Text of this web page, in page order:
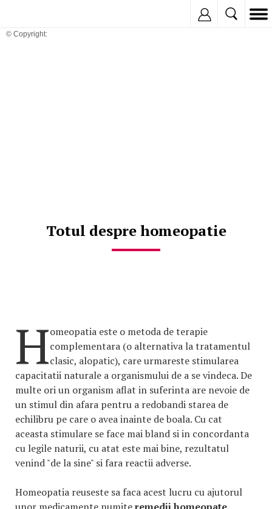
© Copyright:
Totul despre homeopatie
Homeopatia este o metoda de terapie
complementara (o alternativa la tratamentul
clasic, alopatic), care urmareste stimularea
capacitatii naturale a organismului de a se vindeca. De
multe ori un organism aflat in suferinta are nevoie de
un stimul din afara pentru a redobandi starea de
echilibru pe care o avea inainte de boala. Cu cat
aceasta stimulare se face mai bland si in concordanta
cu legile naturii, cu atat este mai bine, rezultatul
venind "de la sine" si fara reactii adverse.
Homeopatia reuseste sa faca acest lucru cu ajutorul